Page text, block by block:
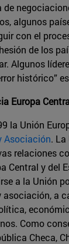
de
algunos
con el
de los
Algunos
histórico”
Europa
la Unión
Asociación.
relaciones
Central y del
a la Unión
a
Como
Checa,